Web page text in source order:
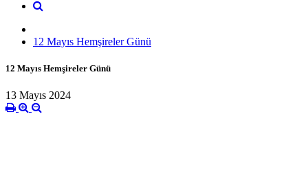
12 Mayıs Hemşireler Günü
12 Mayıs Hemşireler Günü
13 Mayıs 2024